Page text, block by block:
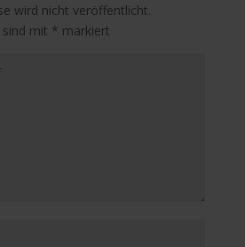
wird nicht veröffentlicht.
mit * markiert